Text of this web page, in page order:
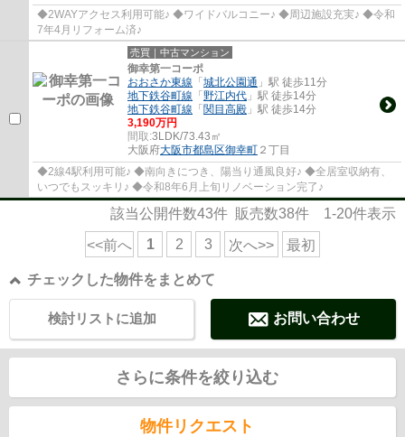
◆2WAYアクセス利用可能♪ ◆ワイドバルコニー♪ ◆周辺施設充実♪ ◆令和
7年4月リフォーム済♪
売買｜中古マンション
御幸第一コーポ
おおさか東線 「城北公園通 」駅 徒歩11分
地下鉄谷町線 「野江内代 」駅 徒歩14分
地下鉄谷町線 「関目高殿 」駅 徒歩14分
3,190万円
間取:3LDK/73.43㎡
大阪府大阪市都島区御幸町 ２丁目
◆2線4駅利用可能♪ ◆南向きにつき、陽当り通風良好♪ ◆全居室収納有、
いつでもスッキリ♪ ◆令和8年6月上旬リノベーション完了♪
該当公開件数43件 販売数38件 1-20件表示
<<前へ 1 2 3 次へ>> 最初
チェックした物件をまとめて
お問い合わせ
検討リストに追加
さらに条件を絞り込む
物件リクエスト